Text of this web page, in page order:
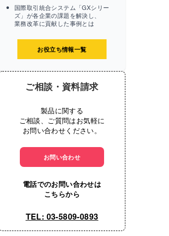
国際取引統合システム「GXシリー
ズ」が各企業の課題を解決し、
業務改革に貢献した事例とは
お役立ち情報一覧
ご相談・資料請求
製品に関する
ご相談、ご質問はお気軽に
お問い合わせください。
お問い合わせ
電話でのお問い合わせは
こちらから
TEL: 03-5809-0893